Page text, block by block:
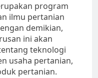
program
ilmu pertanian
demikian,
ini akan
teknologi
usaha pertanian,
pertanian.